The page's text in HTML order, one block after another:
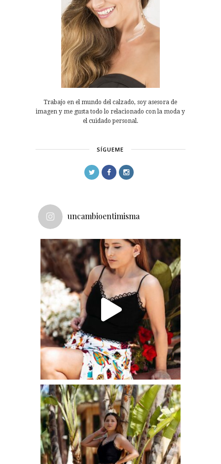
Trabajo en el mundo del calzado, soy asesora de
imagen y me gusta todo lo relacionado con la moda y
el cuidado personal.
SÍGUEME
uncambioentimisma